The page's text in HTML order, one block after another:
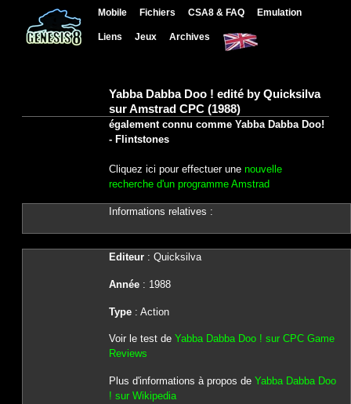
Mobile Fichiers CSA8 & FAQ Emulation
Liens Jeux Archives
Yabba Dabba Doo ! edité by Quicksilva
sur Amstrad CPC (1988)
également connu comme Yabba Dabba Doo!
- Flintstones
Cliquez ici pour effectuer une nouvelle
recherche d'un programme Amstrad
Informations relatives :
Editeur: Quicksilva
Année: 1988
Type: Action
Voir le test de Yabba Dabba Doo ! sur CPC Game
Reviews
Plus d'informations à propos de Yabba Dabba Doo
! sur Wikipedia